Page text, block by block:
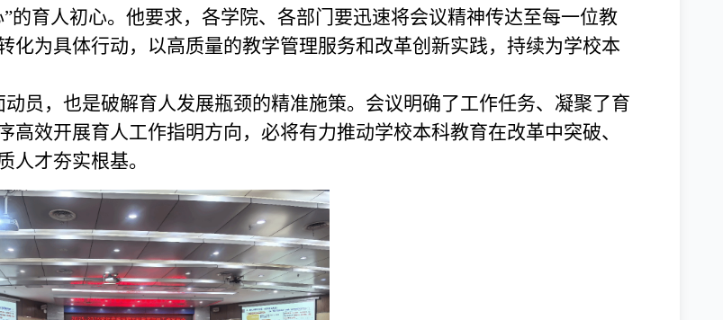
的育人初心。他要求，各学院、各部门要迅速将会议精神传达至每一位教
化为具体行动，以高质量的教学管理服务和改革创新实践，持续为学校本
员，也是破解育人发展瓶颈的精准施策。会议明确了工作任务、凝聚了育
效开展育人工作指明方向，必将有力推动学校本科教育在改革中突破、
人才夯实根基。